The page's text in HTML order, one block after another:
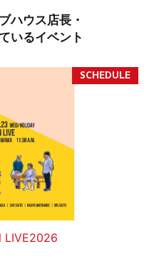
ハウス店長・
いるイベント
LIVE2026